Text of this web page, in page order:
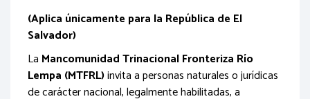
(Aplica únicamente para la República de El
Salvador)
La Mancomunidad Trinacional Fronteriza Río
Lempa (MTFRL)invita a personas naturales o jurídicas
de carácter nacional, legalmente habilitadas, a